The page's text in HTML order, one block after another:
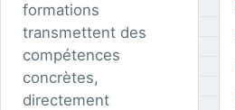
formations
transmettent des
compétences
concrètes,
directement